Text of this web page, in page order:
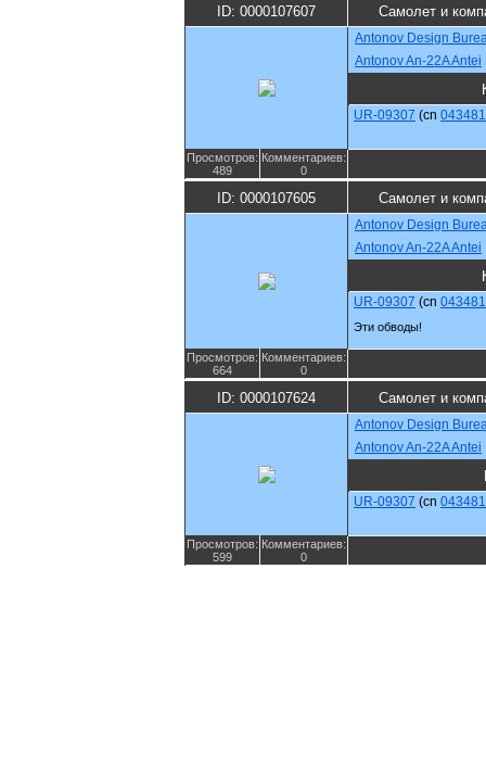
ID: 0000107607 Самолет и
Antonov Design
Antonov An-22A Antei
UR-09307 (cn
Просмотров:
489
Комментариев:
0
ID: 0000107605 Самолет и
Antonov Design
Antonov An-22A Antei
UR-09307 (cn
Эти обводы!
Просмотров:
664
Комментариев:
0
ID: 0000107624 Самолет и
Antonov Design
Antonov An-22A Antei
UR-09307 (cn
Просмотров:
599
Комментариев:
0